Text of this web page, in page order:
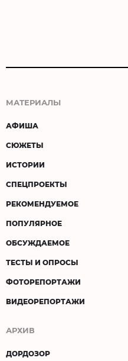
МАТЕРИАЛЫ
АФИША
СЮЖЕТЫ
ИСТОРИИ
СПЕЦПРОЕКТЫ
РЕКОМЕНДУЕМОЕ
ПОПУЛЯРНОЕ
ОБСУЖДАЕМОЕ
ТЕСТЫ И ОПРОСЫ
ФОТОРЕПОРТАЖИ
ВИДЕОРЕПОРТАЖИ
АРХИВ
ДОРДОЗОР